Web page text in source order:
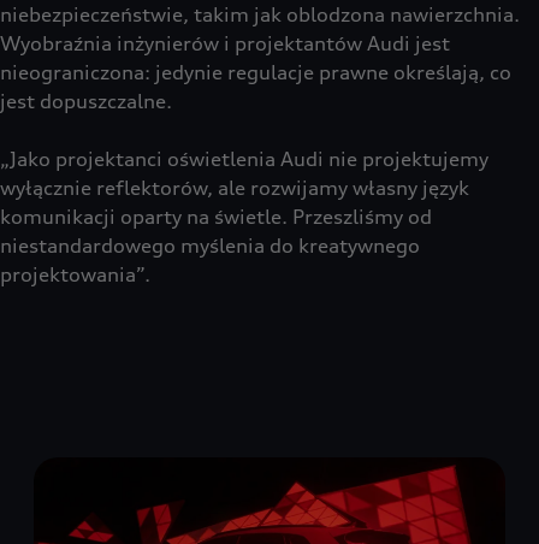
niebezpieczeństwie, takim jak oblodzona nawierzchnia.
Wyobraźnia inżynierów i projektantów Audi jest
nieograniczona: jedynie regulacje prawne określają, co
jest dopuszczalne.
„Jako projektanci oświetlenia Audi nie projektujemy
wyłącznie reflektorów, ale rozwijamy własny język
komunikacji oparty na świetle. Przeszliśmy od
niestandardowego myślenia do kreatywnego
projektowania”.